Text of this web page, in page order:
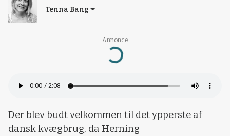
Annonce
Loading...
Tenna Bang
Der blev budt velkommen til det ypperste af
dansk kvægbrug, da Herning